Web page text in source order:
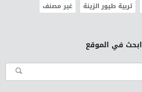
تربية طيور الزينة غير مصنف
ابحث في الموقع